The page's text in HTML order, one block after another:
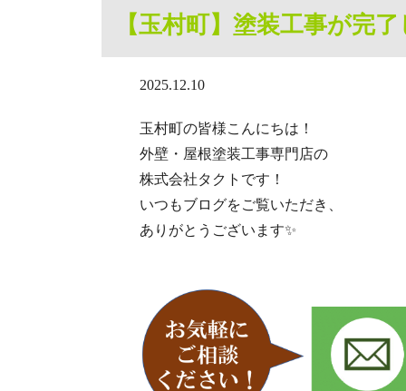
【玉村町】塗装工事が完
2025.12.10
玉村町の皆様こんにちは！
外壁・屋根塗装工事専門店の
株式会社タクトです！
いつもブログをご覧いただき、
ありがとうございます✨